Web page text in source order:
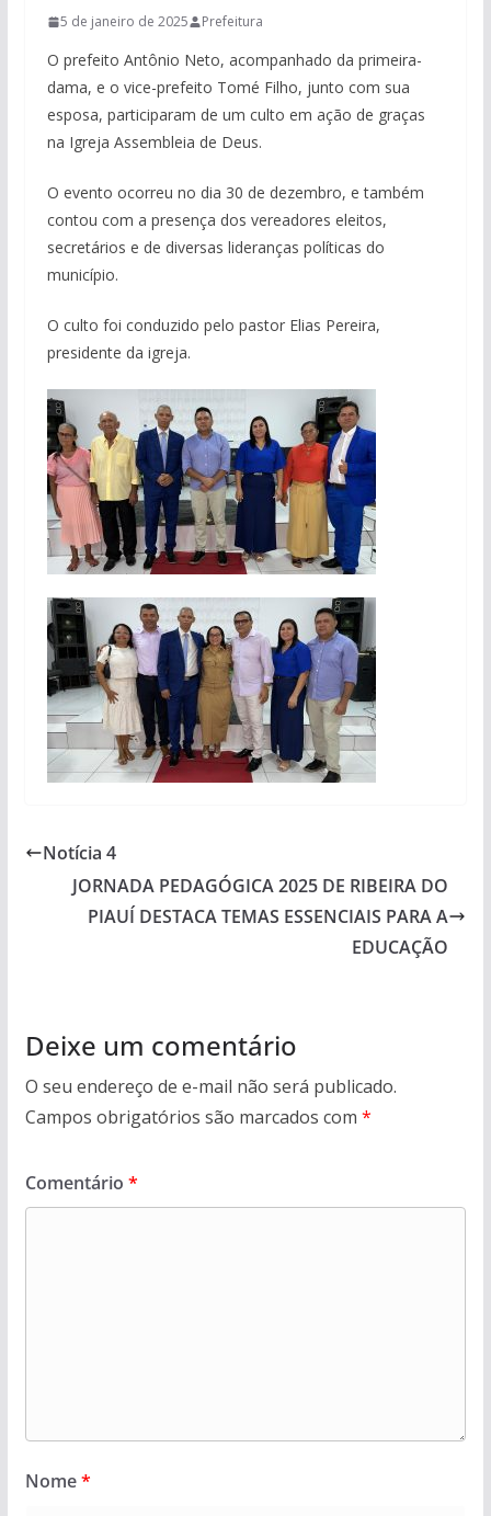
5 de janeiro de 2025 Prefeitura
O prefeito Antônio Neto, acompanhado da primeira-
dama, e o vice-prefeito Tomé Filho, junto com sua
esposa, participaram de um culto em ação de graças
na Igreja Assembleia de Deus.
O evento ocorreu no dia 30 de dezembro, e também
contou com a presença dos vereadores eleitos,
secretários e de diversas lideranças políticas do
município.
O culto foi conduzido pelo pastor Elias Pereira,
presidente da igreja.
Notícia 4
JORNADA PEDAGÓGICA 2025 DE RIBEIRA DO
PIAUÍ DESTACA TEMAS ESSENCIAIS PARA A
EDUCAÇÃO
Deixe um comentário
O seu endereço de e-mail não será publicado.
Campos obrigatórios são marcados com *
Comentário *
Nome*